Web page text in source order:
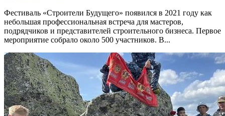
Фестиваль «Строители Будущего» появился в 2021 году как
небольшая профессиональная встреча для мастеров,
подрядчиков и представителей строительного бизнеса. Первое
мероприятие собрало около 500 участников. В...